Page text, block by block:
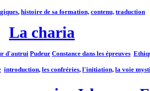
, histoire de sa formation, contenu, traduction
La charia
d'autruiPudeur Constance dans les épreuves
introduction, les confréries, l'initiation, la voie